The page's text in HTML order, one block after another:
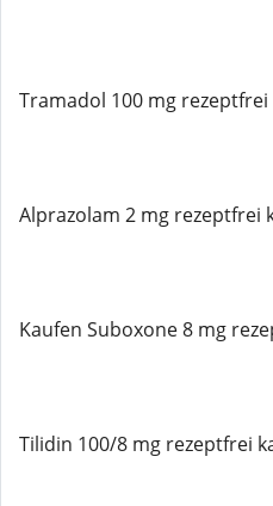
Tramadol 100 mg
Alprazolam 2 mg rezeptfrei
Kaufen Suboxone 8 mg
Tilidin 100/8 mg rezeptfrei